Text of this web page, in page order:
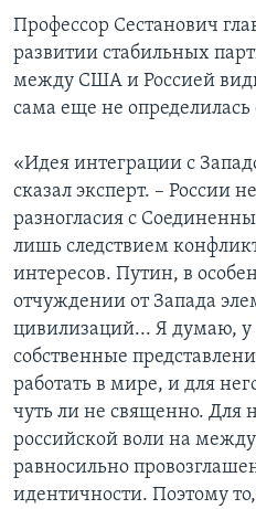
Профессор Сестанович
развитии стабильных
между США и Россией
сама еще не
«Идея интеграции с
сказал эксперт. – России
разногласия с
лишь следствием
интересов. Путин, в
отчуждении от Запада
цивилизаций... Я думаю, у
собственные
работать в мире, и для
чуть ли не священно. Для
российской воли на
равносильно
идентичности. Поэтому